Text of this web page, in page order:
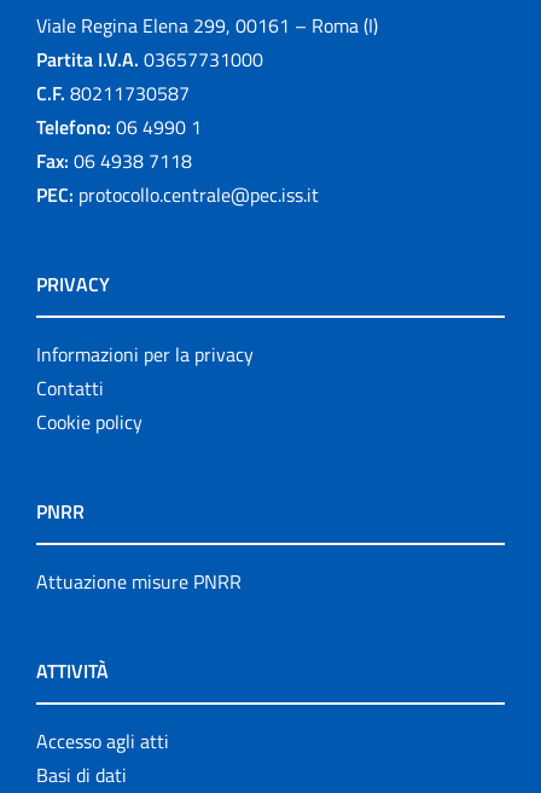
Viale Regina Elena 299, 00161 – Roma (I)
Partita I.V.A. 03657731000
C.F. 80211730587
Telefono: 06 4990 1
Fax: 06 4938 7118
PEC: protocollo.centrale@pec.iss.it
PRIVACY
Informazioni per la privacy
Contatti
Cookie policy
PNRR
Attuazione misure PNRR
ATTIVITÀ
Accesso agli atti
Basi di dati